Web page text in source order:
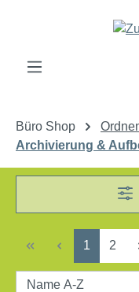
Zum Hauptinhalt
Büro Shop
Archivierung &
Seite
1 Seite
2